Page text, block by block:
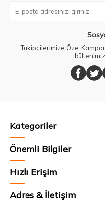
Takipçilerimize Özel
Kategoriler
Önemli Bilgiler
Hızlı Erişim
Adres & İletişim